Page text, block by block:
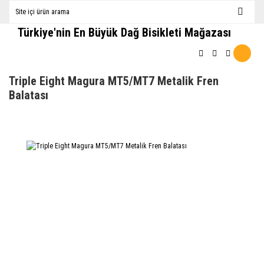
Türkiye'nin En Büyük Dağ Bisikleti Mağazası
Triple Eight Magura MT5/MT7 Metalik Fren
Balatası